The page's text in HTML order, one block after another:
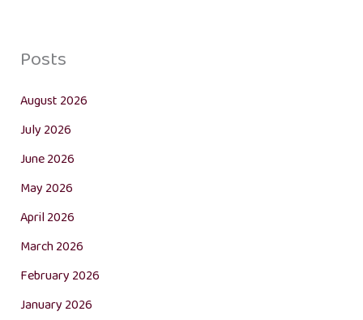
Posts
August 2026
July 2026
June 2026
May 2026
April 2026
March 2026
February 2026
January 2026